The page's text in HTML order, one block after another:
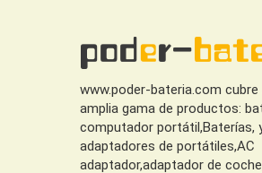
www.poder-bateria.com cubre
amplia gama de productos:
computador portátil,Baterías,
adaptadores de portátiles,AC
adaptador,adaptador de